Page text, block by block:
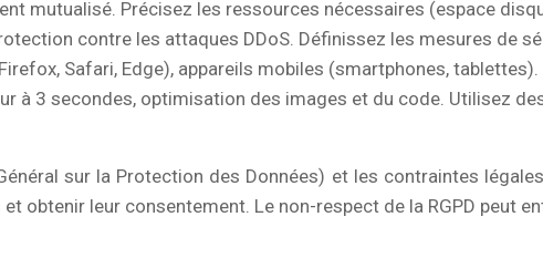
mutualisé. Précisez les ressources nécessaires (espace
contre les attaques DDoS. Définissez les mesures de
Safari, Edge), appareils mobiles (smartphones,
à 3 secondes, optimisation des images et du code. Utilisez
sur la Protection des Données) et les contraintes
obtenir leur consentement. Le non-respect de la RGPD peut